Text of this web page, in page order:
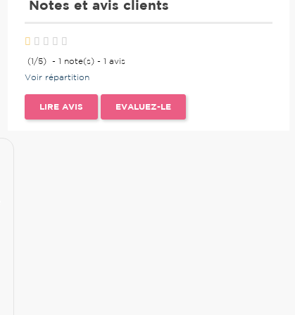
Notes et avis clients
(1/5) - 1 note(s) - 1 avis
Voir répartition
LIRE AVIS EVALUEZ-LE